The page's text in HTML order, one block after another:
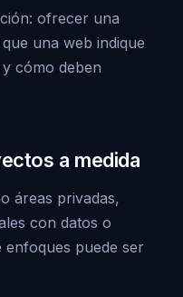
ofrecer una
una web indique
cómo deben
a medida
áreas privadas,
con datos o
enfoques puede ser